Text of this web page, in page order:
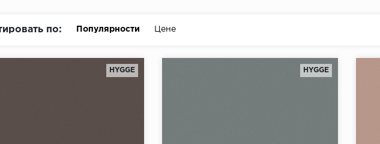
по: Популярности Цене
HYGGE HYGGE